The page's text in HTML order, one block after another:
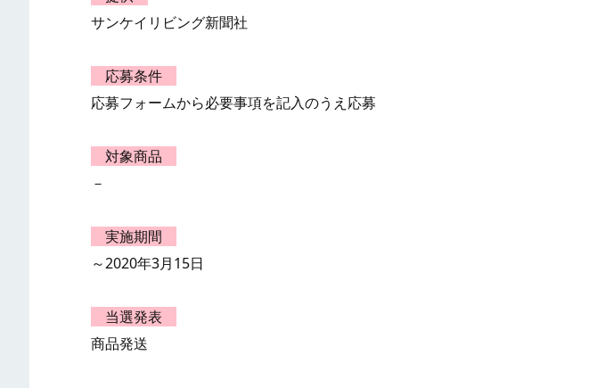
サンケイリビング新聞社
応募条件
応募フォームから必要事項を記入のうえ応募
対象商品
－
実施期間
～2020年3月15日
当選発表
商品発送